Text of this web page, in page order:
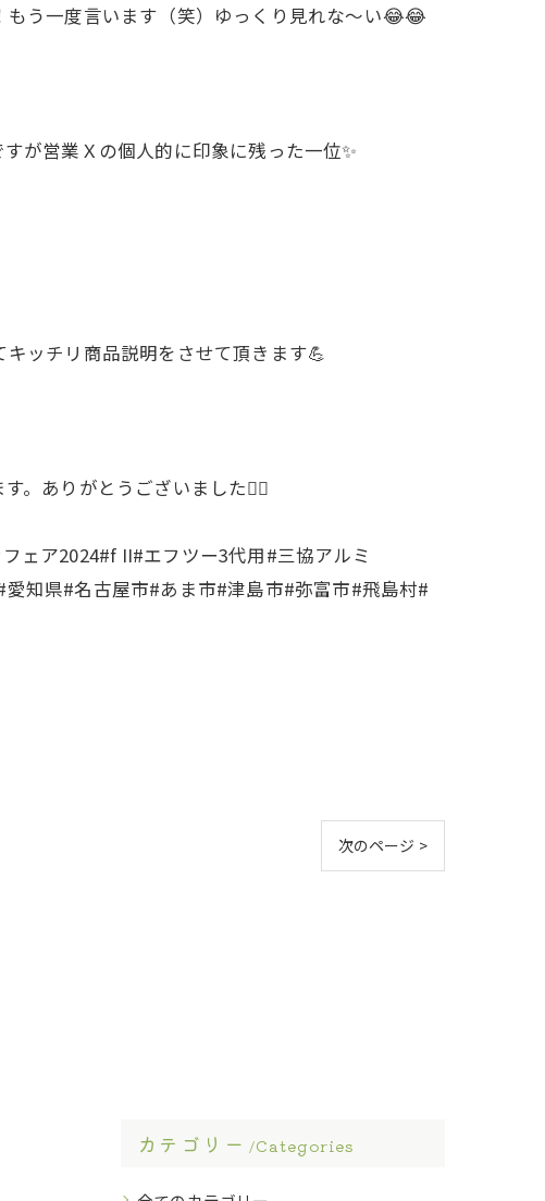
う一度言います（笑）ゆっくり見れな〜い😂😂
が営業Ｘの個人的に印象に残った一位✨
ッチリ商品説明をさせて頂きます💪
。ありがとうございました🙇‍♂️
ェア2024#f II#エフツー3代用#三協アルミ
知県#名古屋市#あま市#津島市#弥富市#飛島村#
次のページ >
カテゴリー Categories